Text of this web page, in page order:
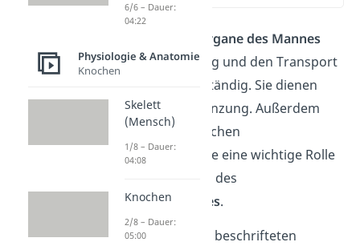
Geschlechtsorgane des Mannes
sind für die Bildung und den Transport
von Spermien zuständig. Sie dienen
somit der Fortpflanzung. Außerdem
spielen die männlichen
Geschlechtsorgane eine wichtige Rolle
bei der Regulation des
Hormonhaushaltes.
Hier siehst du den beschrifteten
6/6 – Dauer:
04:22
Physiologie & Anatomie
Knochen
Skelett
(Mensch)
1/8 – Dauer:
04:08
Knochen
2/8 – Dauer:
05:00